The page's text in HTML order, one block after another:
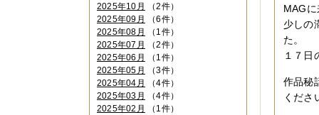
MAG
少しの
た。
１７日
作品秘
くださ
2025年10月
（2件）
2025年09月
（6件）
2025年08月
（1件）
2025年07月
（2件）
2025年06月
（1件）
2025年05月
（3件）
2025年04月
（4件）
2025年03月
（4件）
2025年02月
（1件）